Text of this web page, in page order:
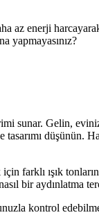
az enerji
yapmayasınız?
sunar. Gelin,
düşünün.
farklı ışık
bir aydınlatma
kontrol